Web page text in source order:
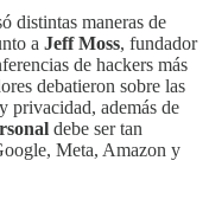
distintas maneras de
a Jeff Moss, fundador
de hackers más
debatieron sobre las
privacidad, además de
debe ser tan
Meta, Amazon y